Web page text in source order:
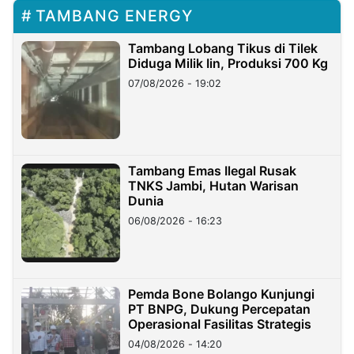
TAMBANG ENERGY
Tambang Lobang Tikus di Tilek
Diduga Milik Iin, Produksi 700 Kg
07/08/2026 - 19:02
Tambang Emas Ilegal Rusak
TNKS Jambi, Hutan Warisan
Dunia
06/08/2026 - 16:23
Pemda Bone Bolango Kunjungi
PT BNPG, Dukung Percepatan
Operasional Fasilitas Strategis
04/08/2026 - 14:20